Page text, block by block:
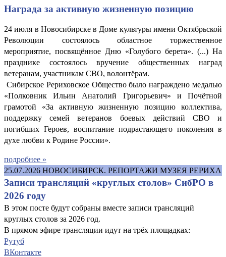
Награда за активную жизненную позицию
24 июля в Новосибирске в Доме культуры имени Октябрьской
Революции состоялось областное торжественное
мероприятие, посвящённое Дню «Голубого берета». (...) На
празднике состоялось вручение общественных наград
ветеранам, участникам СВО, волонтёрам.
Сибирское Рериховское Общество было награждено медалью
«Полковник Ильин Анатолий Григорьевич» и Почётной
грамотой «За активную жизненную позицию коллектива,
поддержку семей ветеранов боевых действий СВО и
погибших Героев, воспитание подрастающего поколения в
духе любви к Родине России».
подробнее »
25.07.2026 НОВОСИБИРСК. РЕПОРТАЖИ МУЗЕЯ РЕРИХА
Записи трансляций «круглых столов» СибРО в
2026 году
В этом посте будут собраны вместе записи трансляций
круглых столов за 2026 год.
В прямом эфире трансляции идут на трёх площадках:
Рутуб
ВКонтакте